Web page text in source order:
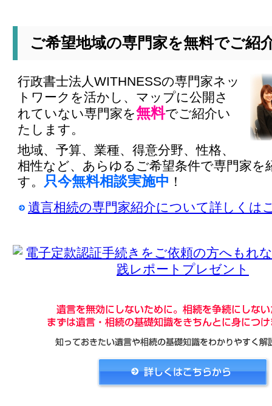
ご希望地域の専門家を無料でご紹
行政書士法人WITHNESSの専門家ネッ
トワークを活かし、マップに公開さ
れていない専門家を無料でご紹介い
たします。
地域、予算、業種、得意分野、性格、
相性など、あらゆるご希望条件で専門家を
す。 只今無料相談実施中 ！
遺言相続の専門家紹介について詳しくは